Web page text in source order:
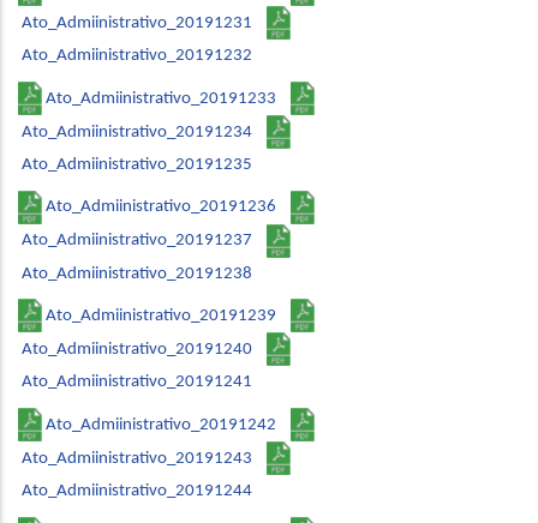
Ato_Admiinistrativo_20191231
Ato_Admiinistrativo_20191232
Ato_Admiinistrativo_20191233
Ato_Admiinistrativo_20191234
Ato_Admiinistrativo_20191235
Ato_Admiinistrativo_20191236
Ato_Admiinistrativo_20191237
Ato_Admiinistrativo_20191238
Ato_Admiinistrativo_20191239
Ato_Admiinistrativo_20191240
Ato_Admiinistrativo_20191241
Ato_Admiinistrativo_20191242
Ato_Admiinistrativo_20191243
Ato_Admiinistrativo_20191244